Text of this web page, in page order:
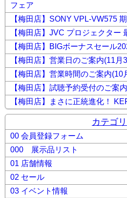
フェア
【梅田店】SONY VPL-VW575
【梅田店】JVC プロジェクター
【梅田店】BIGボーナスセール
【梅田店】営業日のご案内(11月
【梅田店】営業時間のご案内(10
【梅田店】試聴予約受付のご案
【梅田店】まさに正統進化！
カテゴリ
00 会員登録フォーム
000 展示品リスト
01 店舗情報
02 セール
03 イベント情報